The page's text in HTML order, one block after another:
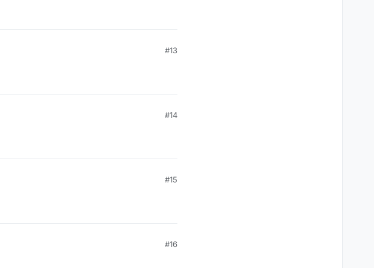
#13
#14
#15
#16